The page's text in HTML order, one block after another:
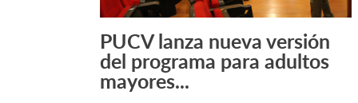
Leer más +
PUCV lanza nueva versión
del programa para adultos
mayores...